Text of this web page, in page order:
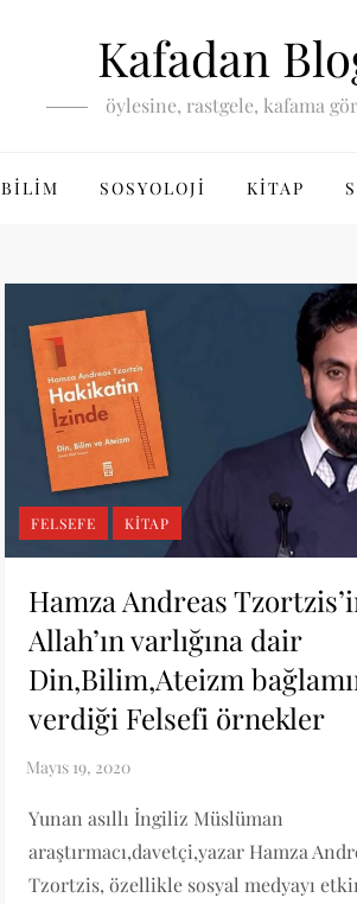
Kafadan
öylesine, rastgele, kafama
BILIM SOSYOLOJI KITAP
FELSEFE KITAP
Hamza Andreas
Allah’ın varlığına dair
Din,Bilim,Ateizm
verdiği Felsefi örnekler
Yunan asıllı İngiliz Müslüman
araştırmacı,davetçi,yazar Hamza
Tzortzis, özellikle sosyal medyayı